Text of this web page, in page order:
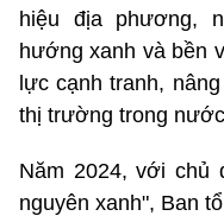
hiệu địa phương,
hướng xanh và bền
lực cạnh tranh,
thị trường trong
Năm 2024, với chủ
nguyên xanh", Ban